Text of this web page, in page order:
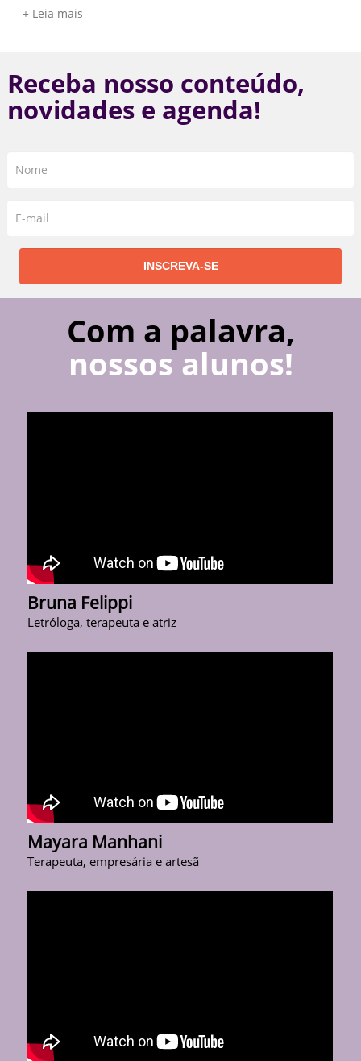
+ Leia mais
Receba nosso conteúdo,
novidades e agenda!
Com a palavra,
nossos alunos!
Bruna Felippi
Letróloga, terapeuta e atriz
Mayara Manhani
Terapeuta, empresária e artesã